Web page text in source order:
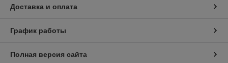
Доставка и оплата
График работы
Полная версия сайта